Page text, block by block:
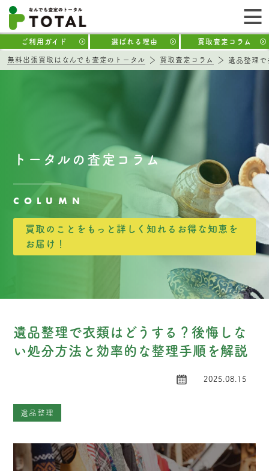
ご利用ガイド 選ばれる理由 買取査定コラム
無料出張買取はなんでも査定のトータル 買取査定コラム 遺品整理
トータルの査定コラム
COLUMN
買取のことをもっと詳しく知れるお得な知恵を
お届け！
遺品整理で衣類はどうする？後悔しな
い処分方法と効率的な整理手順を解説
2025.08.15
遺品整理